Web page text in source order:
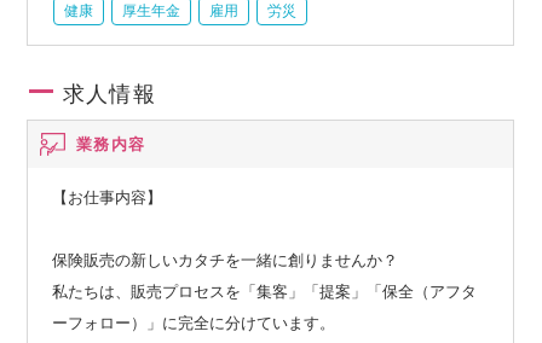
健康 厚生年金 雇用 労災
求人情報
業務内容
【お仕事内容】
保険販売の新しいカタチを一緒に創りませんか？
私たちは、販売プロセスを「集客」「提案」「保全（アフタ
ーフォロー）」に完全に分けています。